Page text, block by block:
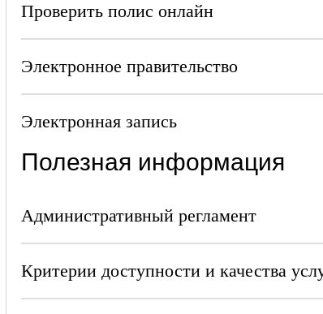
Проверить полис онлайн
Электронное правительство
Электронная запись
Полезная информация
Административный регламент
Критерии доступности и качества